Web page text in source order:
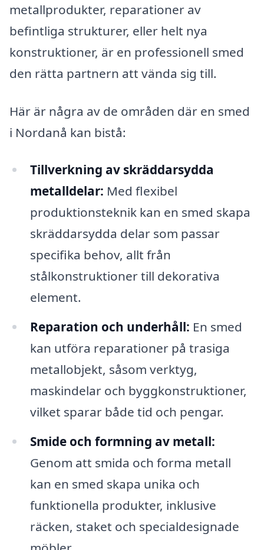
metallprodukter, reparationer av
befintliga strukturer, eller helt nya
konstruktioner, är en professionell smed
den rätta partnern att vända sig till.
Här är några av de områden där en smed
i Nordanå kan bistå:
Tillverkning av skräddarsydda
metalldelar: Med flexibel
produktionsteknik kan en smed skapa
skräddarsydda delar som passar
specifika behov, allt från
stålkonstruktioner till dekorativa
element.
Reparation och underhåll: En smed
kan utföra reparationer på trasiga
metallobjekt, såsom verktyg,
maskindelar och byggkonstruktioner,
vilket sparar både tid och pengar.
Smide och formning av metall:
Genom att smida och forma metall
kan en smed skapa unika och
funktionella produkter, inklusive
räcken, staket och specialdesignade